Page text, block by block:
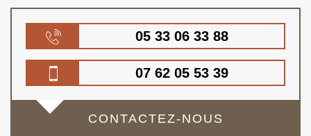
05 33 06 33 88
07 62 05 53 39
CONTACTEZ-NOUS